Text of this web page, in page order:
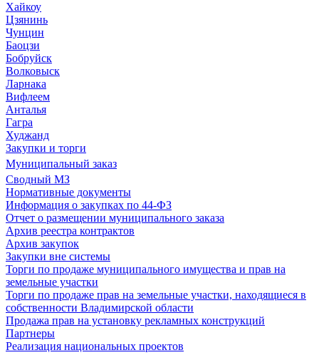
Хайкоу
Цзянинь
Чунцин
Баоцзи
Бобруйск
Волковыск
Ларнака
Вифлеем
Анталья
Гагра
Худжанд
Закупки и торги
Муниципальный заказ
Сводный МЗ
Нормативные документы
Информация о закупках по 44-ФЗ
Отчет о размещении муниципального заказа
Архив реестра контрактов
Архив закупок
Закупки вне системы
Торги по продаже муниципального имущества и прав на
земельные участки
Торги по продаже прав на земельные участки, находящиеся в
собственности Владимирской области
Продажа прав на установку рекламных конструкций
Партнеры
Реализация национальных проектов